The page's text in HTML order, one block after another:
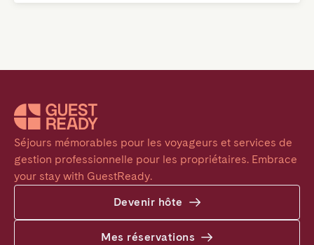
Séjours mémorables pour les voyageurs et services de
gestion professionnelle pour les propriétaires. Embrace
your stay with GuestReady.
Devenir hôte
Mes réservations